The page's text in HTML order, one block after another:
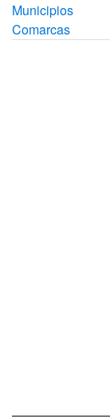
Municipios
Comarcas